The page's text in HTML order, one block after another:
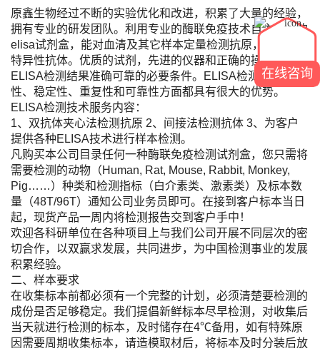
原鑫生物经过不断的实验优化和改进，积累了大量的经验，
拥有专业的研发团队。利用专业的酶联免疫技术自主研发的
elisa试剂盒，能对血清及其它样本定量检测抗原，定性检测
特异性抗体。优质的试剂，先进的仪器和正确的操作是保证
ELISA检测结果准确可靠的必要条件。ELISA检测的方便
性、稳定性、重复性和可靠性方面都具有很大的优势。
ELISA检测技术服务内容：
1、双抗体夹心法检测抗原 2、间接法检测抗体 3、为客户
提供各种ELISA技术进行样本检测。
凡购买本公司目录任何一种酶联免疫检测试剂盒，您只需将
需要检测的动物（Human, Rat, Mouse, Rabbit, Monkey,
Pig……）种类和检测指标（白介素类、激素类）及标本数
量（48T/96T）通知公司业务员即可。在接到客户标本当日
起，现货产品一周内将检测报告交到客户手中！
欢迎各科研单位在各种项目上与我们公司开展不同层次的密
切合作，以双赢求发展，共同进步，为中国检测事业的发展
积累经验。
二、样本要求
在收集标本前都必须有一个完整的计划，必须清楚要检测的
成份是否足够稳定。我们提倡新鲜标本尽早检测，对收集后
当天就进行检测的标本，及时储存在4℃备用，如有特殊原
因需要周期收集标本，请造模取材后，将标本及时分装后放
在线咨询